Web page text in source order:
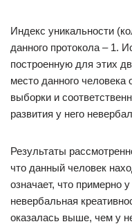
Индекс уникальности
данного протокола – 1.
построенную для этих
место данного человека
выборки и
развития у него
Результаты
что данный человек
означает, что примерно
невербальная
оказалась выше, чем у